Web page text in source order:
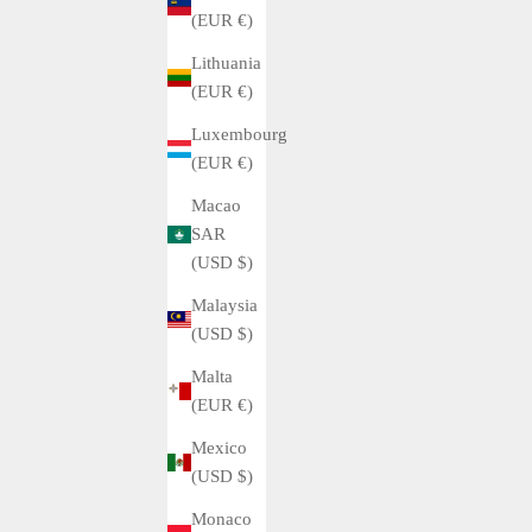
(EUR €)
Lithuania
(EUR €)
Luxembourg
(EUR €)
Macao
SAR
(USD $)
Malaysia
(USD $)
Malta
(EUR €)
Mexico
(USD $)
Monaco